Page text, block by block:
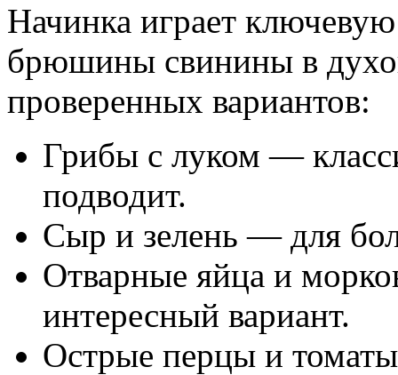
Начинка играет ключевую
брюшины свинины в
проверенных вариантов:
Грибы с луком —
подводит.
Сыр и зелень — для
Отварные яйца и
интересный вариант.
Острые перцы и